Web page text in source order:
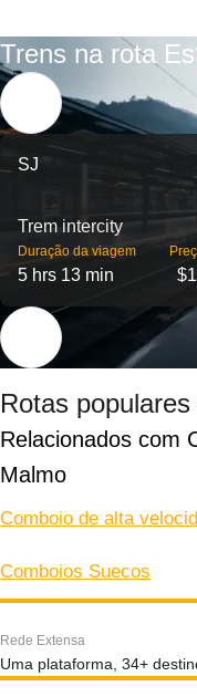
Trens na rota
SJ
Trem intercity
Duração da viagem
5 hrs 13 min
Rotas
Relacionados com
Malmo
Comboio de alta
Comboios Suecos
Rede Extensa
Uma plataforma, 34+